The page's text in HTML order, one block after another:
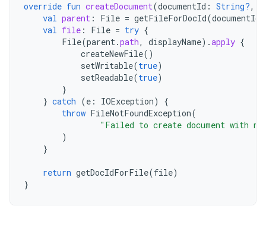
override fun createDocument(documentId : String?,
val parent : File = getFileForDocId(documentId
val file : File = try {
File(parent.path, displayName).apply {
createNewFile()
setWritable(true)
setReadable(true)
}
} catch (e : IOException)
{
throw FileNotFoundException(
"Failed to create document with
)
}
return getDocIdForFile(file)
}